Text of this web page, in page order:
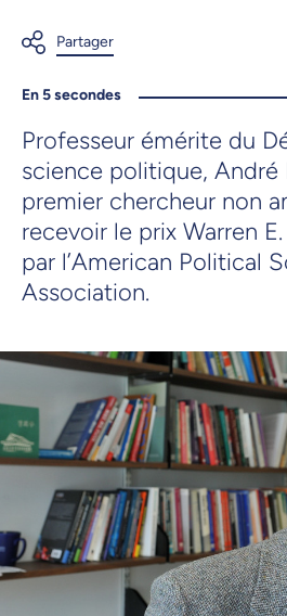
En 5 secondes
Professeur émérite du
science politique, André
premier chercheur non
recevoir le prix Warren
par l’American Political
Association.